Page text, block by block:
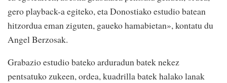
gero playback-a egiteko, eta Donostiako estudio batean
hitzordua eman ziguten, gaueko hamabietan», kontatu du
Angel Berzosak.
Grabazio estudio bateko arduradun batek nekez
pentsatuko zukeen, ordea, kuadrilla batek halako lanak